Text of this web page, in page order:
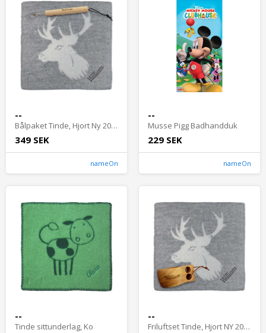
--
Bålpaket Tinde, Hjort Ny 2024
349 SEK
nameOn
--
Musse Pigg Badhandduk
229 SEK
nameOn
--
Tinde sittunderlag, Ko
--
Friluftset Tinde, Hjort NY 2024